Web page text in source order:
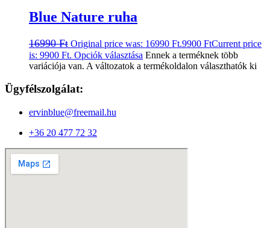
Blue Nature ruha
16990Ft Original price was: 16990 Ft.9900 FtCurrent price
is: 9900 Ft. Opciók választása Ennek a terméknek több
variációja van. A változatok a termékoldalon választhatók ki
Ügyfélszolgálat:
ervinblue@freemail.hu
+36 20 477 72 32